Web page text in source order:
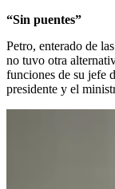
“Sin puentes”
Petro, enterado de
no tuvo otra
funciones de su jefe
presidente y el